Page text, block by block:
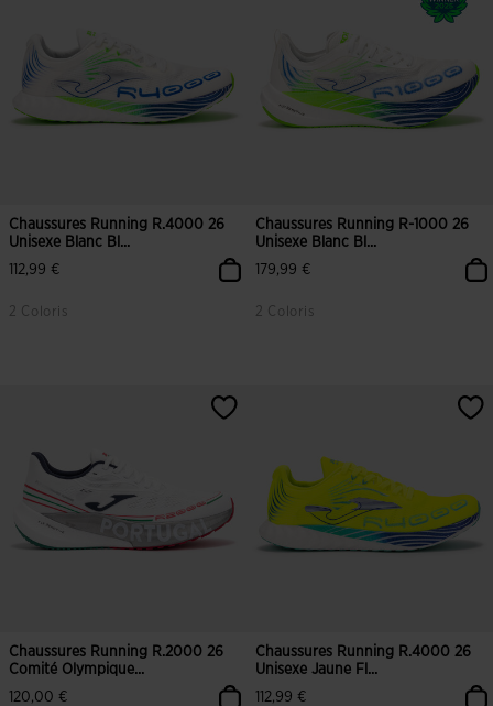
Chaussures Running R.4000 26
Unisexe Blanc Bl...
112,99 €
2 Coloris
Chaussures Running R-1000 26
Unisexe Blanc Bl...
179,99 €
2 Coloris
Chaussures Running R.2000 26
Comité Olympique...
120,00 €
Chaussures Running R.4000 26
Unisexe Jaune Fl...
112,99 €